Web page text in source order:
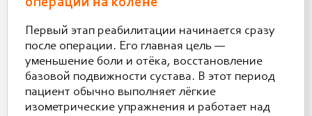
Первый этап реабилитации начинается сразу
после операции. Его главная цель —
уменьшение боли и отёка, восстановление
базовой подвижности сустава. В этот период
пациент обычно выполняет лёгкие
изометрические упражнения и работает над